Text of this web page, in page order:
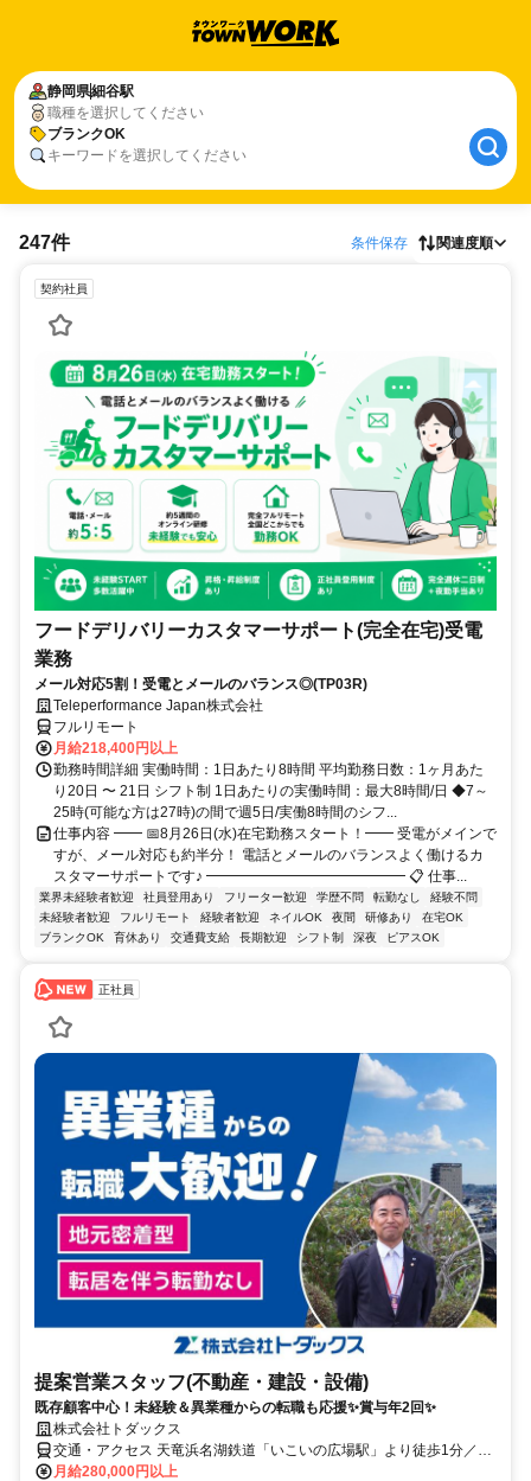
静岡県細谷駅
職種を選択してください
ブランクOK
キーワードを選択してください
247件 条件保存 関連度順
契約社員
フードデリバリーカスタマーサポート(完全在宅)受電
業務
メール対応5割！受電とメールのバランス◎(TP03R)
Teleperformance Japan株式会社
フルリモート
月給218,400円以上
勤務時間詳細 実働時間：1日あたり8時間 平均勤務日数：1ヶ月あた
り20日 〜 21日 シフト制 1日あたりの実働時間：最大8時間/日 ◆7～
25時(可能な方は27時)の間で週5日/実働8時間のシフ...
仕事内容 ━━ 📅8月26日(水)在宅勤務スタート！━━ 受電がメインで
すが、メール対応も約半分！ 電話とメールのバランスよく働けるカ
スタマーサポートです♪ ━━━━━━━━━━━━━━ 📋 仕事...
業界未経験者歓迎 社員登用あり フリーター歓迎 学歴不問 転勤なし
経験不問
未経験者歓迎
フルリモート 経験者歓迎 ネイルOK 夜間 研修あり
在宅OK
ブランクOK
育休あり 交通費支給 長期歓迎 シフト制 深夜 ピアスOK
正社員
提案営業スタッフ(不動産・建設・設備)
既存顧客中心！未経験＆異業種からの転職も応援✨賞与年2回✨
株式会社トダックス
交通・アクセス 天竜浜名湖鉄道「いこいの広場駅」より徒歩1分／車
通勤OK
月給280,000円以上